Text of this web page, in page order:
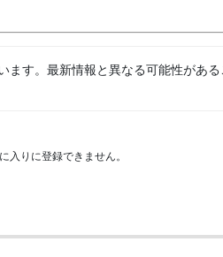
ます。最新情報と異なる可能性があ
りに登録できません。